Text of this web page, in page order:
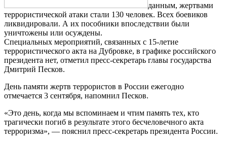
данным, жертвами
террористической атаки стали 130 человек. Всех боевиков
ликвидировали. А их пособники впоследствии были
уничтожены или осуждены.
Специальных мероприятий, связанных с 15-летие
террористического акта на Дубровке, в графике российского
президента нет, отметил пресс-секретарь главы государства
Дмитрий Песков.
День памяти жертв террористов в России ежегодно
отмечается 3 сентября, напомнил Песков.
«Это день, когда мы вспоминаем и чтим память тех, кто
трагически погиб в результате этого бесчеловечного акта
терроризма», — пояснил пресс-секретарь президента России.